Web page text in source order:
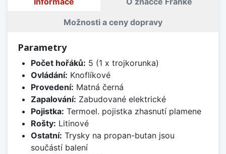
Možnosti a ceny dopravy
Parametry
Počet hořáků: 5 (1 x trojkorunka)
Ovládání: Knoflíkové
Provedení: Matná černá
Zapalování: Zabudované elektrické
Pojistka: Termoel. pojistka zhasnutí plamene
Rošty: Litinové
Ostatní: Trysky na propan-butan jsou
součástí balení